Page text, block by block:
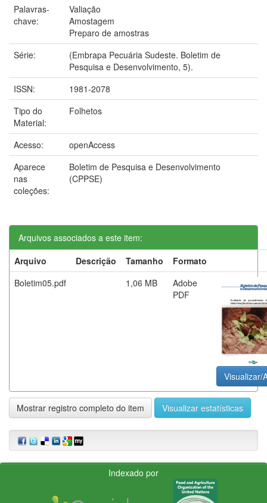
Palavras-
chave:
Valiação
Amostagem
Preparo de amostras
Série:
(Embrapa Pecuária Sudeste. Boletim de
Pesquisa e Desenvolvimento, 5).
ISSN:
1981-2078
Tipo do
Material:
Folhetos
Acesso:
openAccess
Aparece
nas
coleções:
Boletim de Pesquisa e Desenvolvimento
(CPPSE)
Arquivos associados a este item:
Arquivo
Descrição Tamanho
Formato
Boletim05.pdf
1,06 MB
Adobe
PDF
Visualizar/
Mostrar registro completo do item Visualizar estatísticas
Indexado por